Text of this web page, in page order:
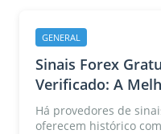
GENERAL
Sinais Forex
Verificado: A
Há provedores de
oferecem histórico